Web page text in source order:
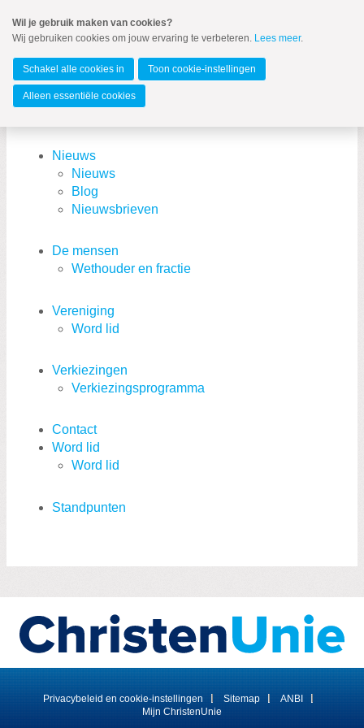
naar
Spring
de
inhoud
Spring
naar
Zeist
MENU
Nieuws
Nieuws
Blog
Nieuwsbrieven
De mensen
Wethouder en fractie
Vereniging
Word lid
Verkiezingen
Verkiezingsprogramma
Contact
Word lid
Word lid
Standpunten
Privacybeleid en cookie-instellingen Sitemap
ANBI
Mijn ChristenUnie
Wil je gebruik maken van cookies?
Wij gebruiken cookies om jouw ervaring te verbeteren. Lees meer.
Schakel alle cookies in Toon cookie-instellingen
Alleen essentiële cookies